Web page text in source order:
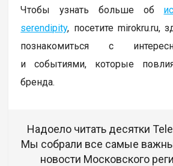
Чтобы узнать больше об
serendipity, посетите mirokru.ru,
познакомиться с
и событиями, которые
бренда.
Надоело читать десятки
Мы собрали все самые
новости Московского